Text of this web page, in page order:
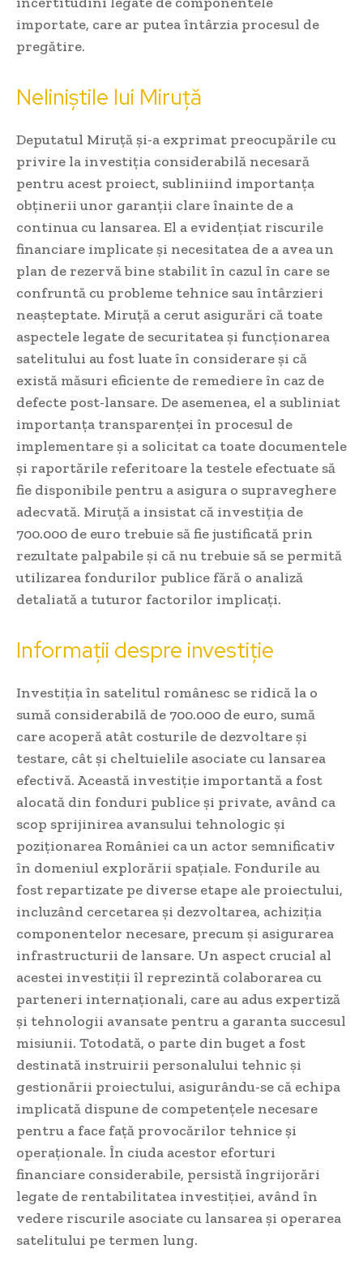
importate, care ar putea întârzia procesul de
pregătire.
Neliniștile lui Miruță
Deputatul Miruță și-a exprimat preocupările cu
privire la investiția considerabilă necesară
pentru acest proiect, subliniind importanța
obținerii unor garanții clare înainte de a
continua cu lansarea. El a evidențiat riscurile
financiare implicate și necesitatea de a avea un
plan de rezervă bine stabilit în cazul în care se
confruntă cu probleme tehnice sau întârzieri
neașteptate. Miruță a cerut asigurări că toate
aspectele legate de securitatea și funcționarea
satelitului au fost luate în considerare și că
există măsuri eficiente de remediere în caz de
defecte post-lansare. De asemenea, el a subliniat
importanța transparenței în procesul de
implementare și a solicitat ca toate documentele
și raportările referitoare la testele efectuate să
fie disponibile pentru a asigura o supraveghere
adecvată. Miruță a insistat că investiția de
700.000 de euro trebuie să fie justificată prin
rezultate palpabile și că nu trebuie să se permită
utilizarea fondurilor publice fără o analiză
detaliată a tuturor factorilor implicați.
Informații despre investiție
Investiția în satelitul românesc se ridică la o
sumă considerabilă de 700.000 de euro, sumă
care acoperă atât costurile de dezvoltare și
testare, cât și cheltuielile asociate cu lansarea
efectivă. Această investiție importantă a fost
alocată din fonduri publice și private, având ca
scop sprijinirea avansului tehnologic și
poziționarea României ca un actor semnificativ
în domeniul explorării spațiale. Fondurile au
fost repartizate pe diverse etape ale proiectului,
incluzând cercetarea și dezvoltarea, achiziția
componentelor necesare, precum și asigurarea
infrastructurii de lansare. Un aspect crucial al
acestei investiții îl reprezintă colaborarea cu
parteneri internaționali, care au adus expertiză
și tehnologii avansate pentru a garanta succesul
misiunii. Totodată, o parte din buget a fost
destinată instruirii personalului tehnic și
gestionării proiectului, asigurându-se că echipa
implicată dispune de competențele necesare
pentru a face față provocărilor tehnice și
operaționale. În ciuda acestor eforturi
financiare considerabile, persistă îngrijorări
legate de rentabilitatea investiției, având în
vedere riscurile asociate cu lansarea și operarea
satelitului pe termen lung.